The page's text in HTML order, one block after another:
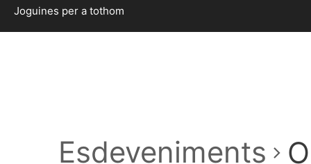
Joguines per a tothom
Esdeveniments